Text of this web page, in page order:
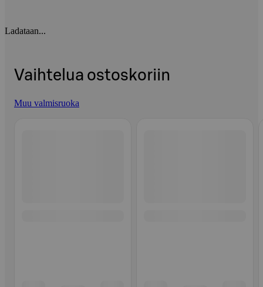
Ladataan...
Vaihtelua ostoskoriin
Muu valmisruoka